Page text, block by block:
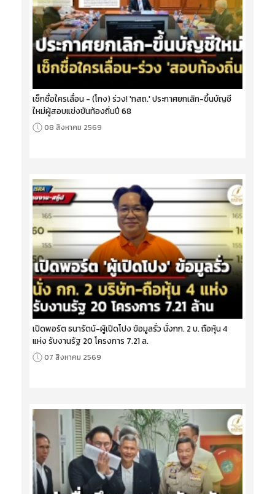
เช็กชื่อใครเลื่อน - (โกง) ร่วง! 'กสถ.' ประกาศยกเลิก-ขึ้นบัญชี
ใหม่ผู้สอบแข่งขันท้องถิ่นปี 68
08 สิงหาคม 2569
เปิดพอร์ต ธนารัตน์-ผู้เปิดโปง ข้อมูลรั่ว นั่งกก. 2 บ. ถือหุ้น 4
แห่ง รับงานรัฐ 20 โครงการ 7.21 ล.
07 สิงหาคม 2569